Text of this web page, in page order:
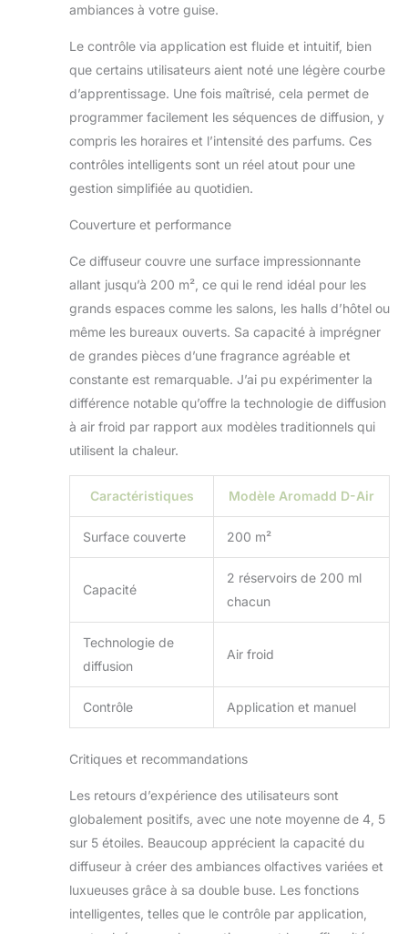
adieu au fait d'être
parfum Contrôle
facile pour votre
arôme parfait :
réglez votre temps
intensité sans effort
avec des boutons
confort ultime,
horaires et les
paramètres à
distance via
l'application
pour iOS et
Android. (Remarque
: les fonctions telles
que la commutation
lumière sont
contrôlées via les
boutons.)
AROMADD Le
diffuseur d'huiles
essentielles sans
eau Aromadd utilise
diffusion d'air froid,
froid et l'air haute
pression pour
atomiser
l'huile essentielle en
pour une diffusion
efficace. Il ne
nécessite pas de
chauffage ou
et peut ajouter du
parfum à votre
ambiances à votre guise.
Le contrôle via application est fluide et intuitif, bien
que certains utilisateurs aient noté une légère courbe
d’apprentissage. Une fois maîtrisé, cela permet de
programmer facilement les séquences de diffusion, y
compris les horaires et l’intensité des parfums. Ces
contrôles intelligents sont un réel atout pour une
gestion simplifiée au quotidien.
Couverture et performance
Ce diffuseur couvre une surface impressionnante
allant jusqu’à 200 m², ce qui le rend idéal pour les
grands espaces comme les salons, les halls d’hôtel ou
même les bureaux ouverts. Sa capacité à imprégner
de grandes pièces d’une fragrance agréable et
constante est remarquable. J’ai pu expérimenter la
différence notable qu’offre la technologie de diffusion
à air froid par rapport aux modèles traditionnels qui
utilisent la chaleur.
Caractéristiques Modèle Aromadd D-Air
Surface couverte 200 m²
Capacité
2 réservoirs de 200 ml
chacun
Technologie de
diffusion
Air froid
Contrôle Application et manuel
Critiques et recommandations
Les retours d’expérience des utilisateurs sont
globalement positifs, avec une note moyenne de 4, 5
sur 5 étoiles. Beaucoup apprécient la capacité du
diffuseur à créer des ambiances olfactives variées et
luxueuses grâce à sa double buse. Les fonctions
intelligentes, telles que le contrôle par application,